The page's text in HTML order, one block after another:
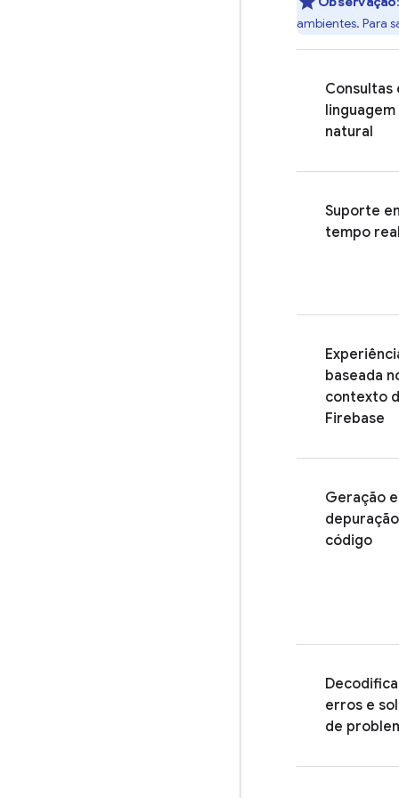
ambientes. Para
Consultas
linguagem
natural
Suporte
tempo
baseada
contexto
Firebase
Geração e
código
erros e
de